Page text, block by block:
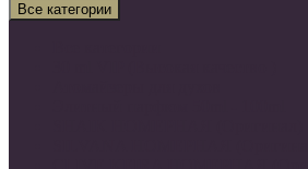
Все категории